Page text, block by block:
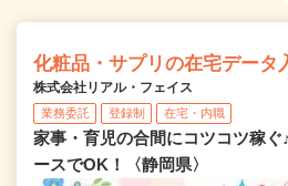
化粧品・サプリの在宅データ
株式会社リアル・フェイス
業務委託 登録制 在宅・内職
家事・育児の合間にコツコツ稼
ースでOK！〈静岡県〉